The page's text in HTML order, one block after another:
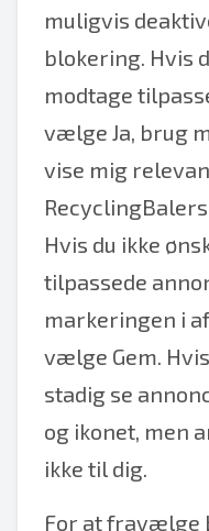
muligvis
blokering. Hvis
modtage
vælge Ja, brug
vise mig
Hvis du ikke
tilpassede
markeringen i
vælge Gem.
stadig se
og ikonet, men
ikke til dig.
For at fravælge